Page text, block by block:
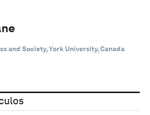
and Society, York University, Canada